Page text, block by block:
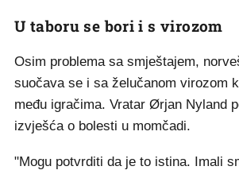
U taboru se bori i s virozom
Osim problema sa smještajem,
suočava se i sa želučanom virozom
među igračima. Vratar Ørjan Nyland
izvješća o bolesti u momčadi.
"Mogu potvrditi da je to istina. Imali